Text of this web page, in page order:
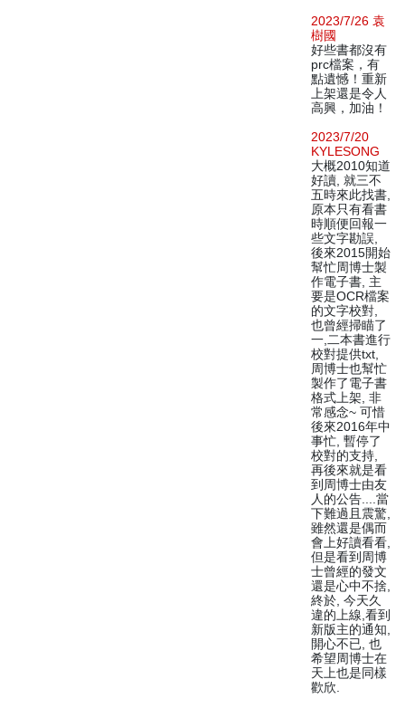
2023/7/26 袁
樹國
好些書都沒有
prc檔案，有
點遺憾！重新
上架還是令人
高興，加油！
2023/7/20
KYLESONG
大概2010知道
好讀, 就三不
五時來此找書,
原本只有看書
時順便回報一
些文字勘誤,
後來2015開始
幫忙周博士製
作電子書, 主
要是OCR檔案
的文字校對,
也曾經掃瞄了
一,二本書進行
校對提供txt,
周博士也幫忙
製作了電子書
格式上架, 非
常感念~ 可惜
後來2016年中
事忙, 暫停了
校對的支持,
再後來就是看
到周博士由友
人的公告....當
下難過且震驚,
雖然還是偶而
會上好讀看看,
但是看到周博
士曾經的發文
還是心中不捨,
終於, 今天久
違的上線,看到
新版主的通知,
開心不已, 也
希望周博士在
天上也是同樣
歡欣.